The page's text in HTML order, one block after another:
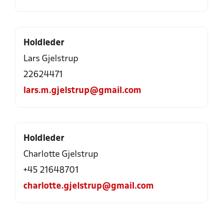
Holdleder
Lars Gjelstrup
22624471
lars.m.gjelstrup@gmail.com
Holdleder
Charlotte Gjelstrup
+45 21648701
charlotte.gjelstrup@gmail.com